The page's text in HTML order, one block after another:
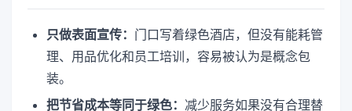
只做表面宣传： 门口写着绿色酒店，但没有能耗管
理、用品优化和员工培训，容易被认为是概念包
装。
把节省成本等同于绿色： 减少服务如果没有合理替